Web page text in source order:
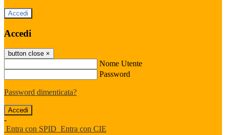
Accedi
Accedi
button close ×
Nome Utente
Password
Password dimenticata?
-
Entra con SPID Entra con CIE